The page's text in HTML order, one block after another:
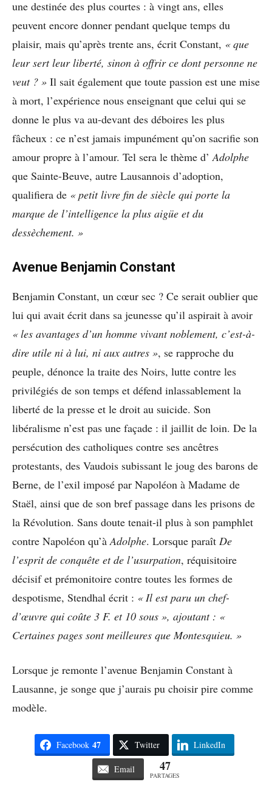
une destinée des plus courtes : à vingt ans, elles
peuvent encore donner pendant quelque temps du
plaisir, mais qu’après trente ans, écrit Constant, « que
leur sert leur liberté, sinon à offrir ce dont personne ne
veut ? » Il sait également que toute passion est une mise
à mort, l’expérience nous enseignant que celui qui se
donne le plus va au-devant des déboires les plus
fâcheux : ce n’est jamais impunément qu’on sacrifie son
amour propre à l’amour. Tel sera le thème d’Adolphe
que Sainte-Beuve, autre Lausannois d’adoption,
qualifiera de « petit livre fin de siècle qui porte la
marque de l’intelligence la plus aigüe et du
dessèchement. »
Avenue Benjamin Constant
Benjamin Constant, un cœur sec ? Ce serait oublier que
lui qui avait écrit dans sa jeunesse qu’il aspirait à avoir
« les avantages d’un homme vivant noblement, c’est-à-
dire utile ni à lui, ni aux autres », se rapproche du
peuple, dénonce la traite des Noirs, lutte contre les
privilégiés de son temps et défend inlassablement la
liberté de la presse et le droit au suicide. Son
libéralisme n’est pas une façade : il jaillit de loin. De la
persécution des catholiques contre ses ancêtres
protestants, des Vaudois subissant le joug des barons de
Berne, de l’exil imposé par Napoléon à Madame de
Staël, ainsi que de son bref passage dans les prisons de
la Révolution. Sans doute tenait-il plus à son pamphlet
contre Napoléon qu’àAdolphe. Lorsque paraît De
l’esprit de conquête et de l’usurpation, réquisitoire
décisif et prémonitoire contre toutes les formes de
despotisme, Stendhal écrit : « Il est paru un chef-
d’œuvre qui coûte 3 F. et 10 sous », ajoutant : «
Certaines pages sont meilleures que Montesquieu. »
Lorsque je remonte l’avenue Benjamin Constant à
Lausanne, je songe que j’aurais pu choisir pire comme
modèle.
Facebook 47 Twitter LinkedIn
Email 47
PARTAGES